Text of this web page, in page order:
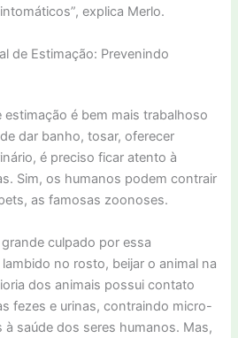
explica Merlo.
de Estimação: Prevenindo
estimação é bem mais trabalhoso
dar banho, tosar, oferecer
é preciso ficar atento à
Sim, os humanos podem contrair
as famosas zoonoses.
culpado por essa
no rosto, beijar o animal na
dos animais possui contato
fezes e urinas, contraindo micro-
saúde dos seres humanos. Mas,